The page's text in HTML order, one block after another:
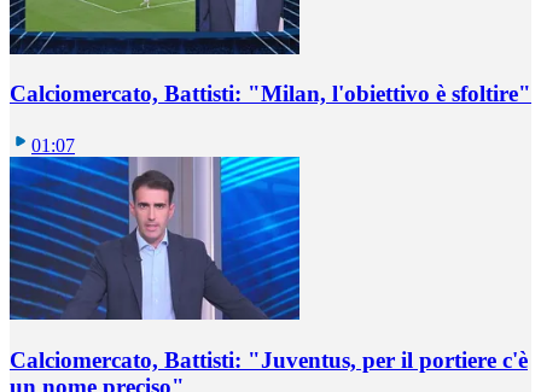
Calciomercato, Battisti: "Milan, l'obiettivo è sfoltire"
01:07
Calciomercato, Battisti: "Juventus, per il portiere c'è
un nome preciso"